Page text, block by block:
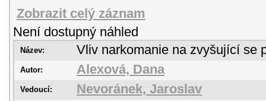
Zobrazit celý záznam
Není dostupný náhled
Název: Vliv narkomanie na zvyšující se
Autor: Alexová, Dana
Vedoucí: Nevoránek, Jaroslav